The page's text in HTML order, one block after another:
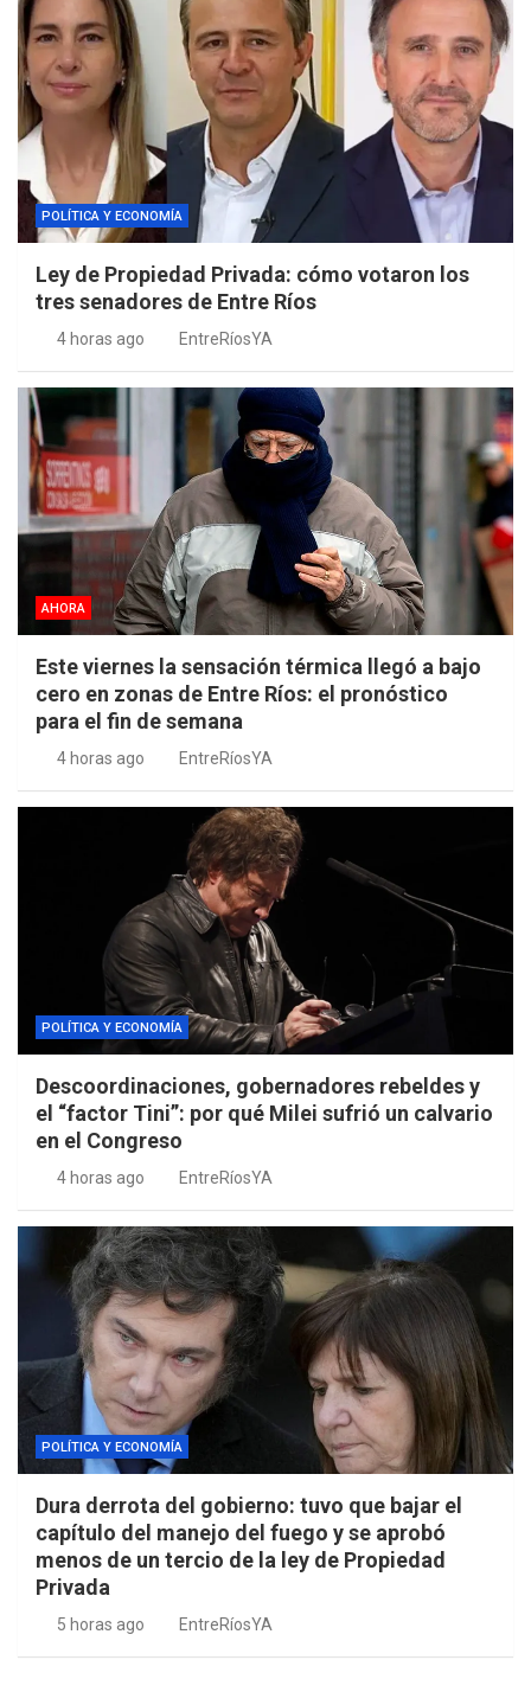
POLÍTICA Y ECONOMÍA
Ley de Propiedad Privada: cómo votaron los
tres senadores de Entre Ríos
4 horas ago EntreRíosYA
AHORA
Este viernes la sensación térmica llegó a bajo
cero en zonas de Entre Ríos: el pronóstico
para el fin de semana
4 horas ago EntreRíosYA
POLÍTICA Y ECONOMÍA
Descoordinaciones, gobernadores rebeldes y
el “factor Tini”: por qué Milei sufrió un calvario
en el Congreso
4 horas ago EntreRíosYA
POLÍTICA Y ECONOMÍA
Dura derrota del gobierno: tuvo que bajar el
capítulo del manejo del fuego y se aprobó
menos de un tercio de la ley de Propiedad
Privada
5 horas ago EntreRíosYA